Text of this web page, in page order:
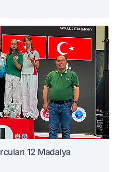
12 Madalya